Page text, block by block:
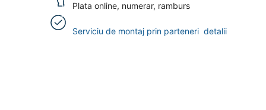
Plata online, numerar, ramburs
Serviciu de montaj prin parteneri detalii